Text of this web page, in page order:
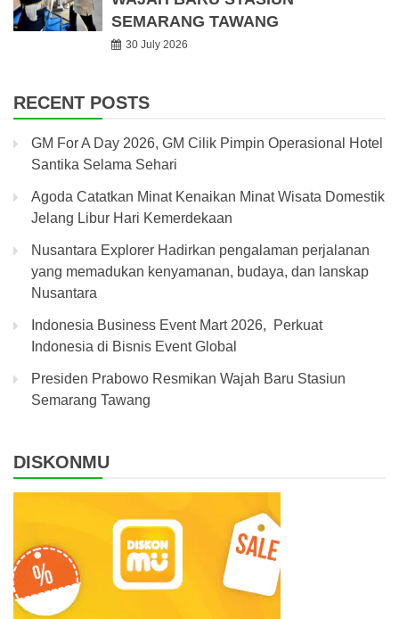
SEMARANG TAWANG
30 July 2026
RECENT POSTS
GM For A Day 2026, GM Cilik Pimpin Operasional Hotel
Santika Selama Sehari
Agoda Catatkan Minat Kenaikan Minat Wisata Domestik
Jelang Libur Hari Kemerdekaan
Nusantara Explorer Hadirkan pengalaman perjalanan
yang memadukan kenyamanan, budaya, dan lanskap
Nusantara
Indonesia Business Event Mart 2026, Perkuat
Indonesia di Bisnis Event Global
Presiden Prabowo Resmikan Wajah Baru Stasiun
Semarang Tawang
DISKONMU